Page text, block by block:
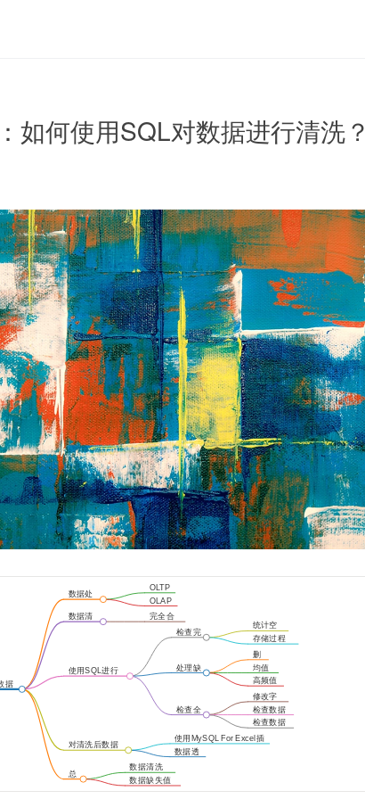
如何使用SQL对数据进行清洗？
检查数据
唯一性
检查数据
合法性
修改字
段类型
高频值
均值
填充
删
除
存储过程
检查空值
统计空
值个数
数据缺失值
处理方式
数据清洗
工具选择
数据透
使用MySQL For Excel插
件
检查全
处理缺
检查完
完全合
OLAP
OLTP
总
对清洗后数据
使用SQL进行
数据清
数据处
据